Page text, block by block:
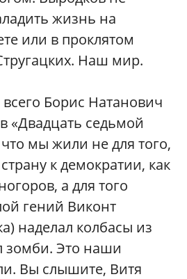
жизнь на
или в проклятом
Наш мир.
Борис Натанович
«Двадцать седьмой
мы жили не для того,
к демократии, как
а для того
гений Виконт
наделал колбасы из
зомби. Это наши
Вы слышите, Витя